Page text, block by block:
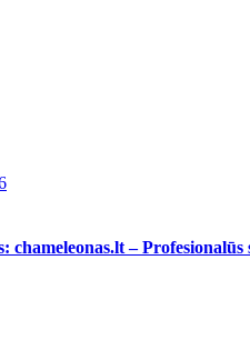
chameleonas.lt –